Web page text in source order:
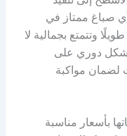
صباغ ممتاز في
وتتمتع بجمالية لا
بشكل دوري على
لضمان مواكبة
بأسعار مناسبة